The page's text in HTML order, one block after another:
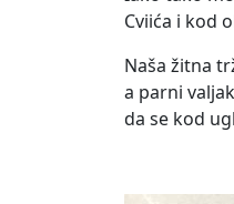
Cviića i kod
Naša žitna
a parni
da se kod